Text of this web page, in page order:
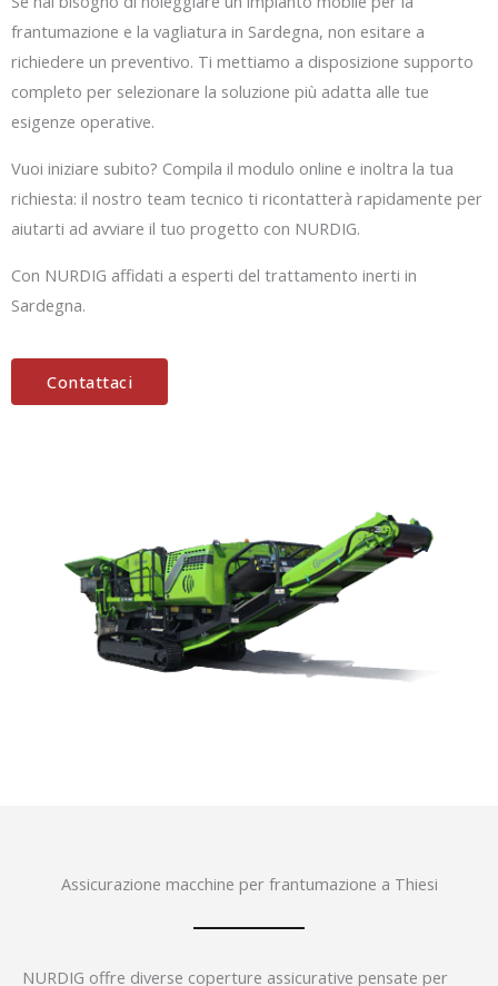
frantumazione e la vagliatura in Sardegna, non esitare a
richiedere un preventivo. Ti mettiamo a disposizione supporto
completo per selezionare la soluzione più adatta alle tue
esigenze operative.
Vuoi iniziare subito? Compila il modulo online e inoltra la tua
richiesta: il nostro team tecnico ti ricontatterà rapidamente per
aiutarti ad avviare il tuo progetto con NURDIG.
Con NURDIG affidati a esperti del trattamento inerti in
Sardegna.
Contattaci
Assicurazione macchine per frantumazione a Thiesi
NURDIG offre diverse coperture assicurative pensate per